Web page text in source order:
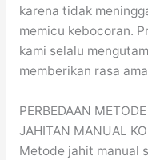
karena tidak
memicu kebocoran.
kami selalu
memberikan rasa
PERBEDAAN
JAHITAN MANUAL
Metode jahit manual